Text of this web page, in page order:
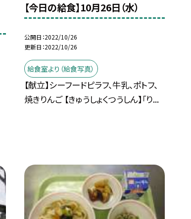
【今日の給食】10月26日（水）
公開日 2022/10/26
更新日 2022/10/26
給食室より（給食写真）
【献立】シーフードピラフ、牛乳、ポトフ、
焼きりんご 【きゅうしょくつうしん】「り...